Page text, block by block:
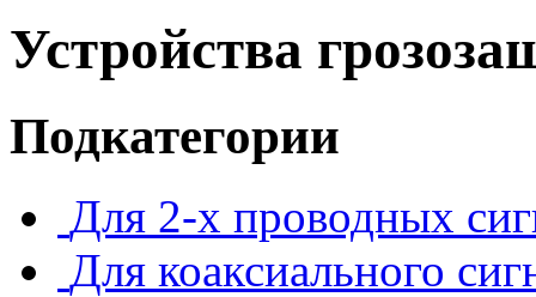
Устройства
Подкатегории
Для 2-х проводных
Для коаксиального